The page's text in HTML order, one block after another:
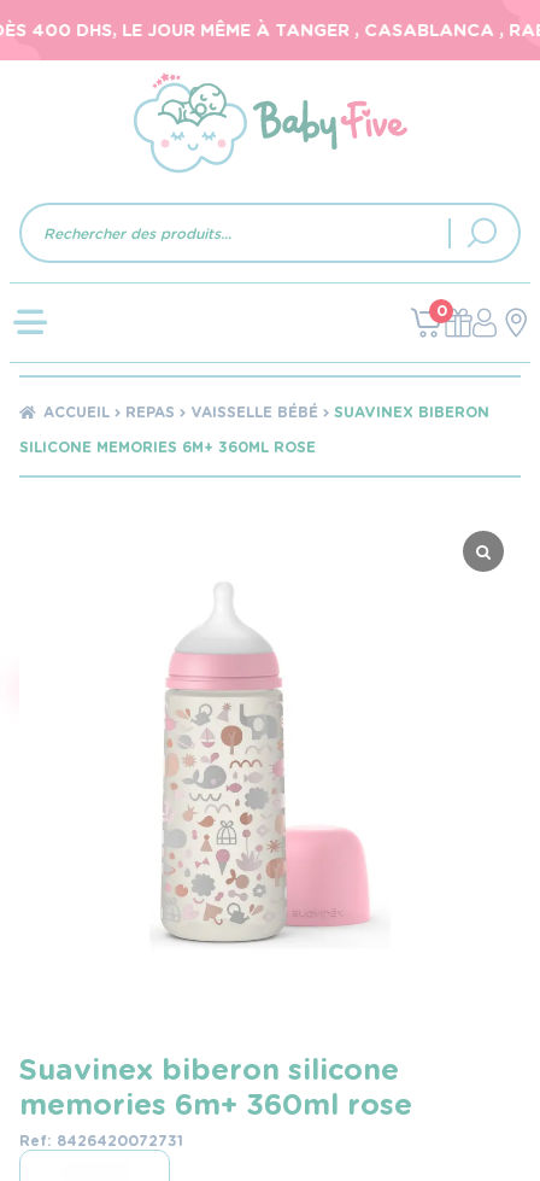
400 DHS, LE JOUR MÊME À TANGER , CASABLANCA ,
Recherche
de
produits
0
ACCUEIL REPAS VAISSELLE BÉBÉ
SUAVINEX BIBERON
SILICONE MEMORIES 6M+ 360ML ROSE
Suavinex biberon silicone
memories 6m+ 360ml rose
Ref: 8426420072731